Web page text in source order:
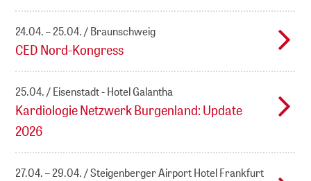
24.04. – 25.04. Braunschweig
CED Nord-Kongress
25.04. Eisenstadt - Hotel Galantha
Kardiologie Netzwerk Burgenland: Update
2026
27.04. – 29.04. Steigenberger Airport Hotel Frankfurt